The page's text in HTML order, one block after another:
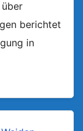
berichtet
in